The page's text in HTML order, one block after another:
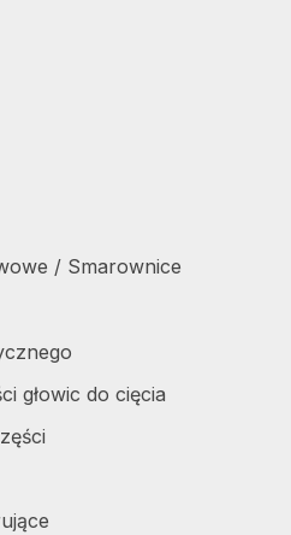
/ Smarownice
głowic do cięcia